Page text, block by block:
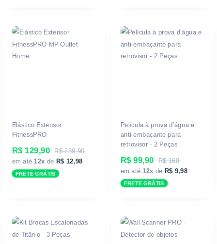
Elástico Extensor
FitnessPRO
R$ 129,90
R$ 239,90
em até 12x de R$ 12,98
FRETE GRÁTIS
Película à prova d'água e
anti-embaçante para
retrovisor - 2 Peças
R$ 99,90 R$ 160
em até 12x de R$ 9,98
FRETE GRÁTIS